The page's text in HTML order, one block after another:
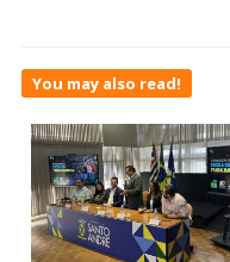
You may also read!